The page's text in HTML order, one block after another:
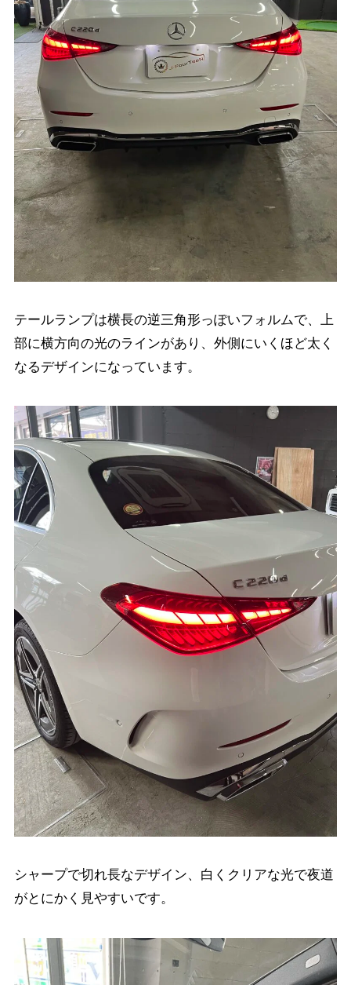
テールランプは横長の逆三角形っぽいフォルムで、上
部に横方向の光のラインがあり、外側にいくほど太く
なるデザインになっています。
シャープで切れ長なデザイン、白くクリアな光で夜道
がとにかく見やすいです。